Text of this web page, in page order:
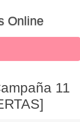
Online
11